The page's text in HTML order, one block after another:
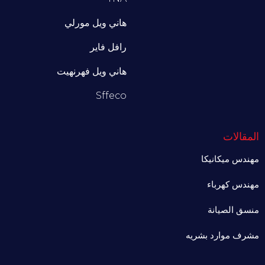
هاني ويل مورلي
رافل فاير
هاني ويل فهرنهيت
Sffeco
المقالات
مهندس ميكانيكا
مهندس كهرباء
منسق الصيانة
مشرف موارد بشريه